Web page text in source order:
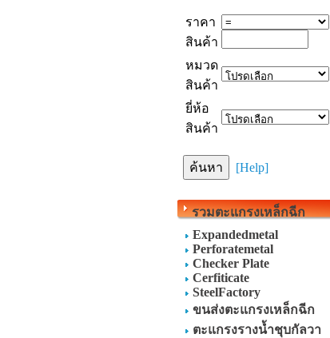
ราคา
สินค้า
หมวด
สินค้า
ยี่ห้อ
สินค้า
[Help]
รวมตะแกรงเหล็กฉีก
Expandedmetal
Perforatemetal
Checker Plate
Cerfiticate
SteelFactory
ขนส่งตะแกรงเหล็กฉีก
ตะแกรงรางน้ำชุบกัลวา